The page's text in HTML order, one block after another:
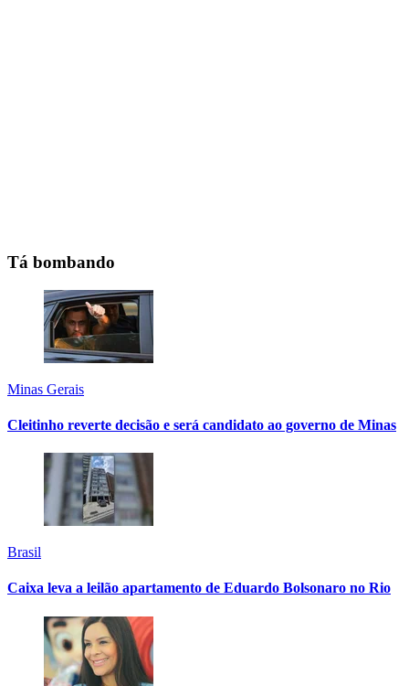
Tá bombando
Minas Gerais
Cleitinho reverte decisão e será candidato ao governo de Minas
Brasil
Caixa leva a leilão apartamento de Eduardo Bolsonaro no Rio